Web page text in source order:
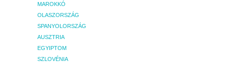
MAROKKÓ
OLASZORSZÁG
SPANYOLORSZÁG
AUSZTRIA
EGYIPTOM
SZLOVÉNIA